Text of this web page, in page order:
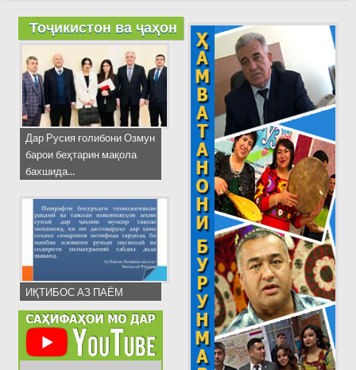
Тоҷикистон ва ҷаҳон
Дар Русия ғолибони Озмун
барои беҳтарин мақола
бахшида...
ИҚТИБОС АЗ ПАЁМ